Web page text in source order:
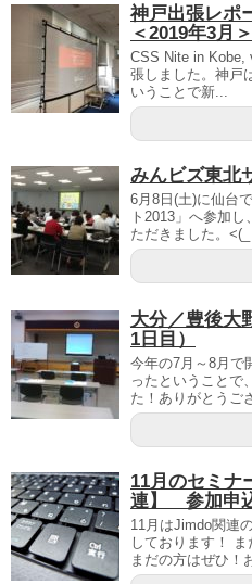
神戸出張レポ
＜2019年3月＞
CSS Nite in Kobe,
張しました。神戸
いうことで新...
みんビズ東北
6月8日(土)に仙台
ト2013」へ参加
ただきました。
大分／豊後大
1日目）
今年の7月～8月で
ったということで
た！ありがとうご
11月のセミナ
連】 参加申
11月はJimdo関連
しております！
まだの方はぜひ！